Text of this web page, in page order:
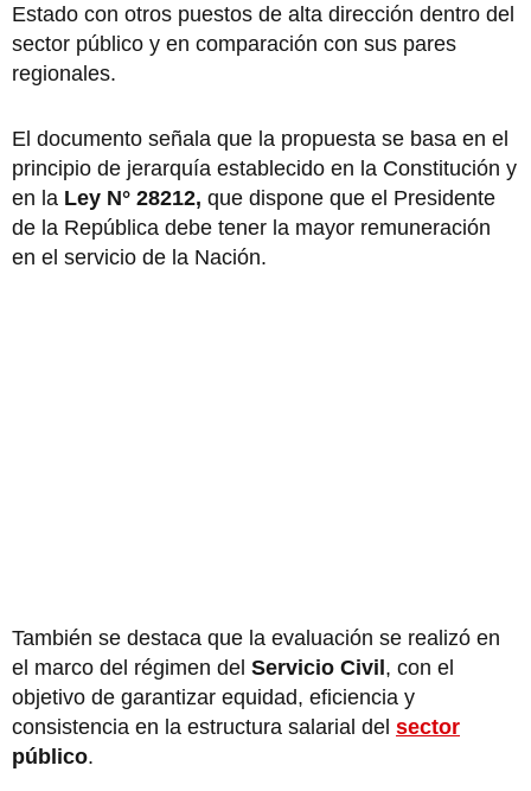
Estado con otros puestos de alta dirección dentro del
sector público y en comparación con sus pares
regionales.
El documento señala que la propuesta se basa en el
principio de jerarquía establecido en la Constitución y
en la Ley N° 28212, que dispone que el Presidente
de la República debe tener la mayor remuneración
en el servicio de la Nación.
También se destaca que la evaluación se realizó en
el marco del régimen del Servicio Civil, con el
objetivo de garantizar equidad, eficiencia y
consistencia en la estructura salarial del sector
público.